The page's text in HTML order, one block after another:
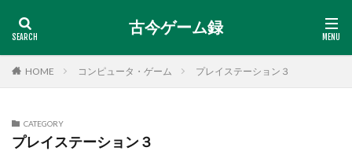
古今ゲーム録
HOME コンピュータ・ゲーム プレイステーション３
CATEGORY
プレイステーション３